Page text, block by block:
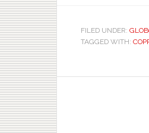
FILED UNDER:
TAGGED WITH: